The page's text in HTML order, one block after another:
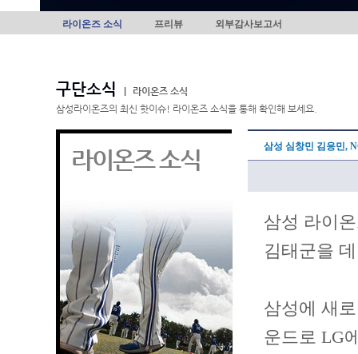
라이온즈 소식 프리뷰 외부감사보고서
구단소식
라이온즈 소식
삼성라이온즈의 최신 핫이슈! 라이온즈 소식을 통해 확인해 보세요.
라이온즈 소식 삼성 심창민 김응민,
삼성 라이
김태군을
삼성에 새
운드로 LG